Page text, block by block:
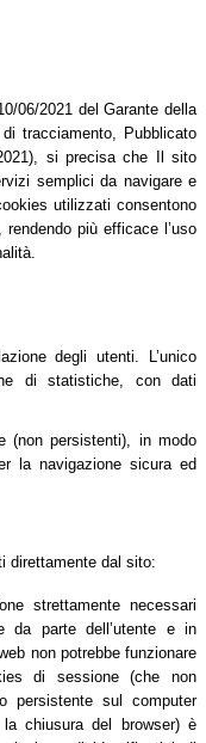
06/2021 del Garante della
tracciamento, Pubblicato
si precisa che Il sito
semplici da navigare e
utilizzati consentono
più efficace l’uso
degli utenti. L’unico
di statistiche, con dati
(non persistenti), in modo
la navigazione sicura ed
direttamente dal sito:
strettamente necessari
da parte dell’utente e in
non potrebbe funzionare
di sessione (che non
persistente sul computer
chiusura del browser) è